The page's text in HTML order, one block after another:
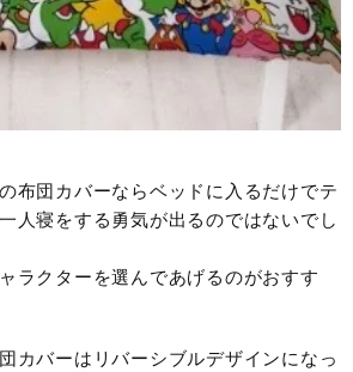
布団カバーならベッドに入るだけでテ
人寝をする勇気が出るのではないでし
ラクターを選んであげるのがおすす
カバーはリバーシブルデザインになっ